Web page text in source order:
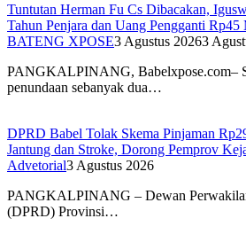
Tuntutan Herman Fu Cs Dibacakan,
Tahun Penjara dan Uang Pengganti
BATENG XPOSE3 Agustus 20263
PANGKALPINANG, Babelxpose.com–
penundaan sebanyak dua…
DPRD Babel Tolak Skema Pinjaman
Jantung dan Stroke, Dorong Pemprov
Advetorial3 Agustus 2026
PANGKALPINANG – Dewan
(DPRD) Provinsi…